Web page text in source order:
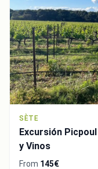
SÈTE
Excursión
y Vinos
From 145€